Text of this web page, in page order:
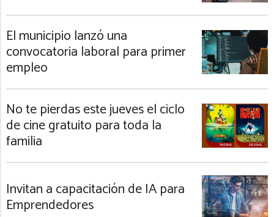
El municipio lanzó una
convocatoria laboral para primer
empleo
No te pierdas este jueves el ciclo
de cine gratuito para toda la
familia
Invitan a capacitación de IA para
Emprendedores